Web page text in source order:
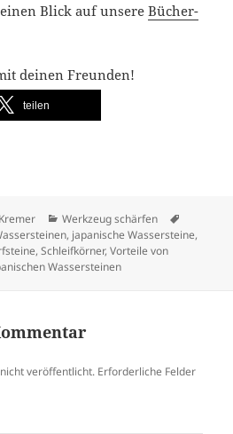
Blick auf unsereBücher-
deinen Freunden!
teilen
Kategorien
Werkzeug schärfen
, japanische Wassersteine,
,Schleifkörner,Vorteile von
Wassersteinen
veröffentlicht. Erforderliche Felder